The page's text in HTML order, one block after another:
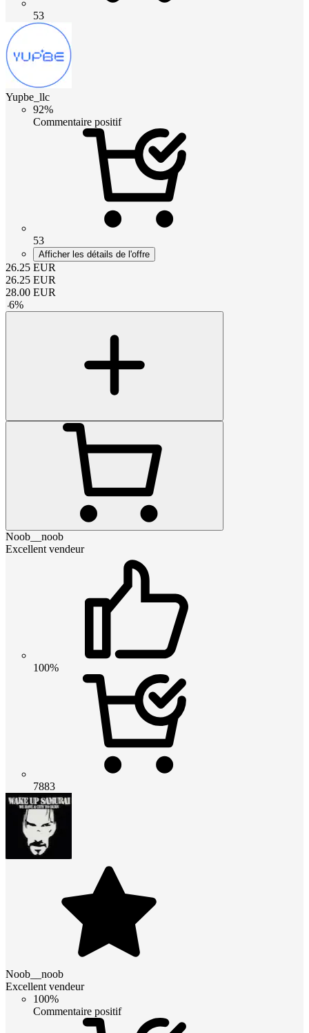
53
Yupbe_llc
92%
Commentaire positif
53
Afficher les détails de l'offre
26.25 EUR
26.25 EUR
28.00 EUR
-6%
Noob__noob
Excellent vendeur
100%
7883
Noob__noob
Excellent vendeur
100%
Commentaire positif